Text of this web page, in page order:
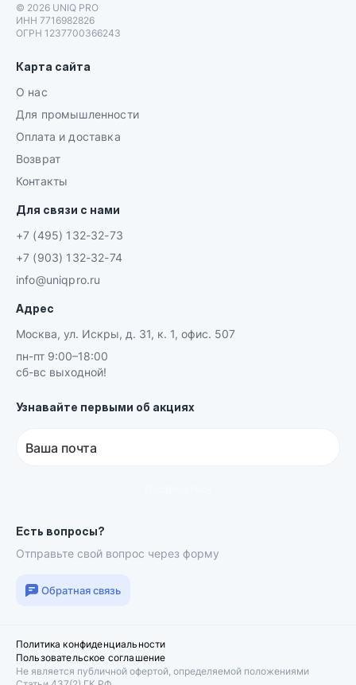
© 2026 UNIQ PRO
ИНН 7716982826
ОГРН 1237700366243
Карта сайта
О нас
Для промышленности
Оплата и доставка
Возврат
Контакты
Для связи с нами
+7 (495) 132-32-73
+7 (903) 132-32-74
info@uniqpro.ru
Адрес
Москва, ул. Искры, д. 31, к. 1, офис. 507
пн-пт 9:00–18:00
сб-вс выходной!
Узнавайте первыми об акциях
Ваша почта
Есть вопросы?
Отправьте свой вопрос через форму
Обратная связь
Политика конфиденциальности
Пользовательское соглашение
Не является публичной офертой, определяемой положениями